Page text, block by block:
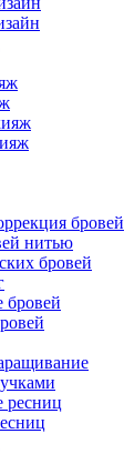
бровей
нитью
бровей
бровей
ресниц